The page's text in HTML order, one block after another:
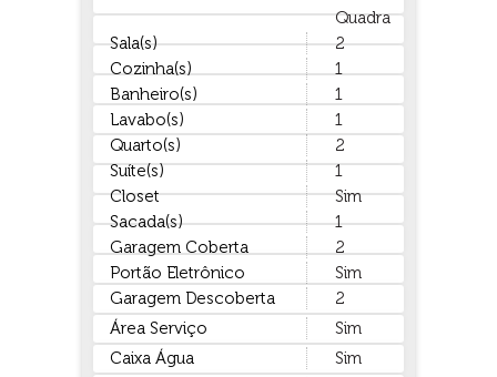
Quadra
Sala(s)
2
Cozinha(s)
1
Banheiro(s)
1
Lavabo(s)
1
Quarto(s)
2
Suíte(s)
1
Closet
Sim
Sacada(s)
1
Garagem Coberta
2
Portão Eletrônico
Sim
Garagem Descoberta
2
Área Serviço
Sim
Caixa Água
Sim